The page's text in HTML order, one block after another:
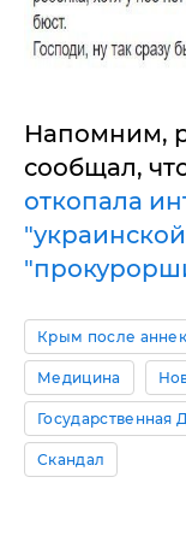
Напомним,
сообщал,
откопала
Крым после
Медицина
Государственная
Скандал